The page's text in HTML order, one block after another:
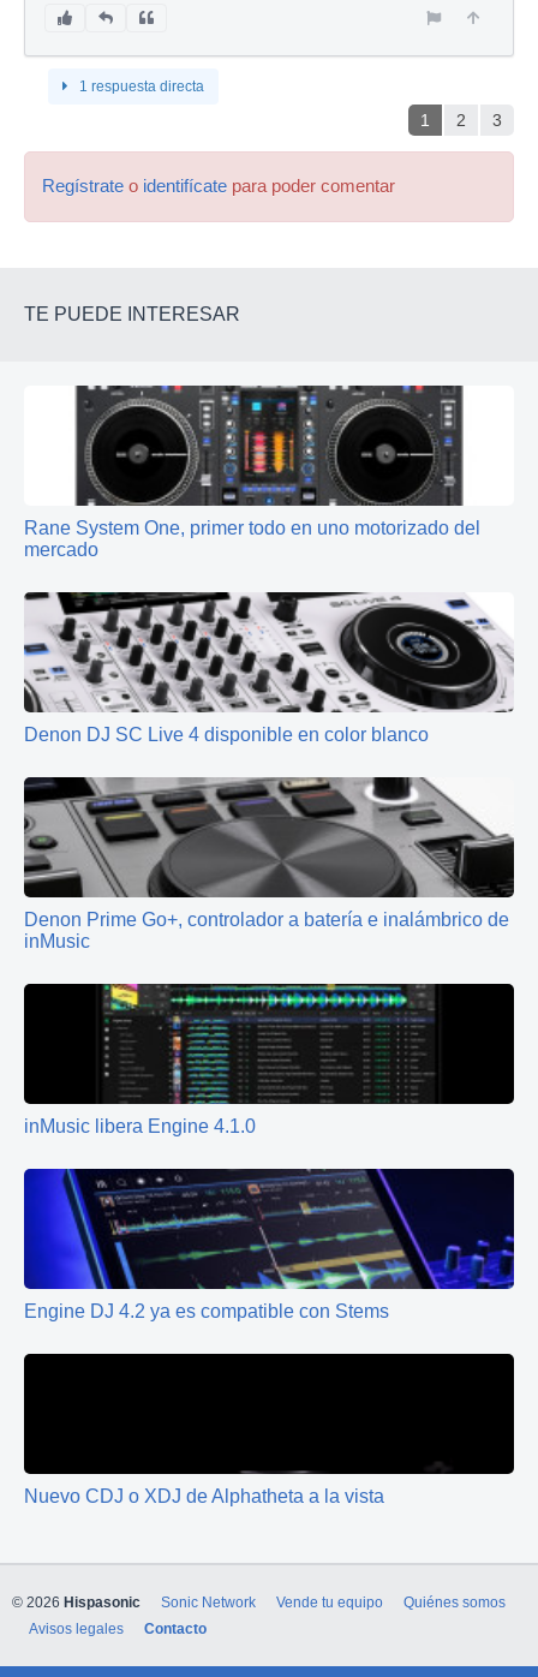
1 respuesta directa
1 2 3
Regístrate o identifícate para poder comentar
TE PUEDE INTERESAR
Rane System One, primer todo en uno motorizado del
mercado
Denon DJ SC Live 4 disponible en color blanco
Denon Prime Go+, controlador a batería e inalámbrico de
inMusic
inMusic libera Engine 4.1.0
Engine DJ 4.2 ya es compatible con Stems
Nuevo CDJ o XDJ de Alphatheta a la vista
© 2026 Hispasonic Sonic Network Vende tu equipo
Quiénes somos
Avisos legales
Contacto